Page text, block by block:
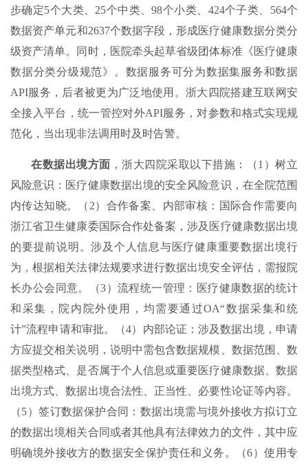
步确定5个大类、25个中类、98个小类、424个子类、564个
数据资产单元和2637个数据字段，形成医疗健康数据分类分
级资产清单。同时，医院牵头起草省级团体标准《医疗健康
数据分类分级规范》。数据服务可分为数据集服务和数据
API服务，后者被更为广泛地使用。浙大四院搭建互联网安
全接入平台，统一管控对外API服务，对参数和格式实现规
范化，当出现非法调用时及时告警。
在数据出境方面 ，浙大四院采取以下措施：（1）树立
风险意识：医疗健康数据出境的安全风险意识，在全院范围
内传达知晓。（2）合作备案、内部审核：国际合作需要向
浙江省卫生健康委国际合作处备案，涉及医疗健康数据出境
的要提前说明。涉及个人信息与医疗健康重要数据出境行
为，根据相关法律法规要求进行数据出境安全评估，需报院
长办公会同意。（3）流程统一管理：医疗健康数据的统计
和采集，院内院外使用，均需要通过OA“数据采集和统
计”流程申请和审批。（4）内部论证：涉及数据出境，申请
方应提交相关说明，说明中需包含数据规模、数据范围、数
据类型格式、是否属于个人信息或重要医疗健康数据、数据
出境方式、数据出境合法性、正当性、必要性论证等内容。
（5）签订数据保护合同：数据出境需与境外接收方拟订立
的数据出境相关合同或者其他具有法律效力的文件，其中应
明确境外接收方的数据安全保护责任和义务。（6）使用专